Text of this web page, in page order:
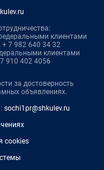
клиентами
+ 7 982 640 34 32
клиентами
910 402 4056
за достоверность
объявлениях.
sochi1pr@shkulev.ru
cookies